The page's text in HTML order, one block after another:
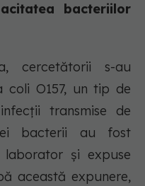
bacteriilor
cercetătorii s-au
coli O157, un tip de
transmise de
bacterii au fost
și expuse
această expunere,